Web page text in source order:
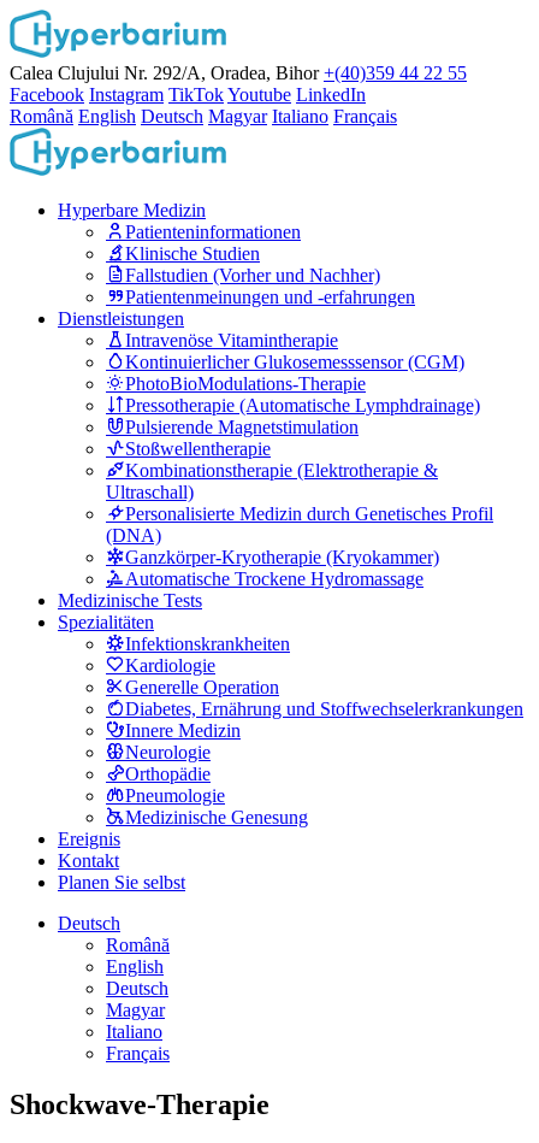
Calea Clujului Nr. 292/A, Oradea, Bihor +(40)359 44 22 55
Facebook Instagram TikTokYoutube LinkedIn
Română English Deutsch Magyar Italiano Français
Hyperbare Medizin
Patienteninformationen
Klinische Studien
Fallstudien (Vorher und Nachher)
Patientenmeinungen und -erfahrungen
Dienstleistungen
Intravenöse Vitamintherapie
Kontinuierlicher Glukosemesssensor (CGM)
PhotoBioModulations-Therapie
Pressotherapie (Automatische Lymphdrainage)
Pulsierende Magnetstimulation
Stoßwellentherapie
Kombinationstherapie (Elektrotherapie &
Ultraschall)
Personalisierte Medizin durch Genetisches Profil
(DNA)
Ganzkörper-Kryotherapie (Kryokammer)
Automatische Trockene Hydromassage
Medizinische Tests
Spezialitäten
Infektionskrankheiten
Kardiologie
Generelle Operation
Diabetes, Ernährung und Stoffwechselerkrankungen
Innere Medizin
Neurologie
Orthopädie
Pneumologie
Medizinische Genesung
Ereignis
Kontakt
Planen Sie selbst
Deutsch
Română
English
Deutsch
Magyar
Italiano
Français
Shockwave-Therapie